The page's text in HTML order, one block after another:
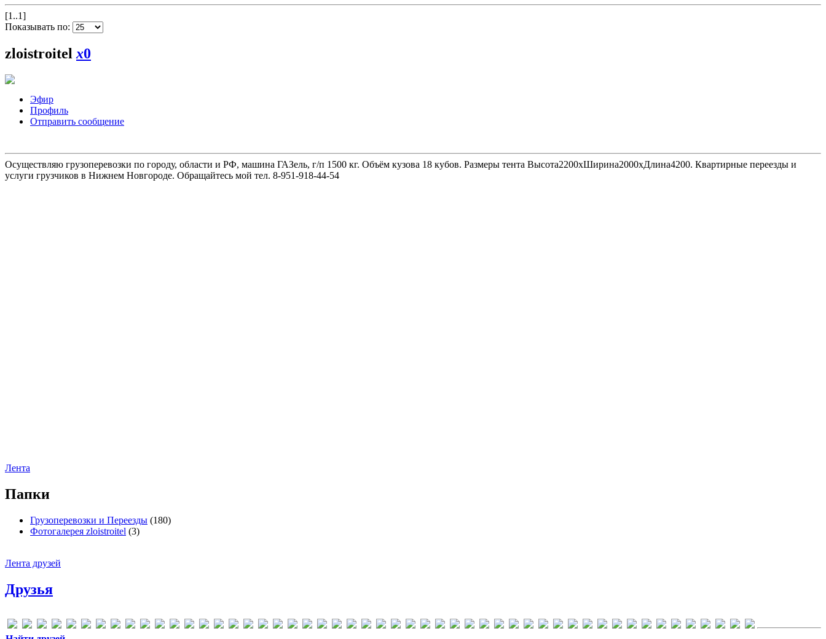
[1..1]
Показывать по:
zloistroitel x0
Эфир
Профиль
Отправить сообщение
Осуществляю грузоперевозки по городу, области и РФ, машина ГАЗель, г/п 1500 кг. Объём кузова 18 кубов. Размеры тента Высота2200хШирина2000хДлина4200. Квартирные переезды и
услуги грузчиков в Нижнем Новгороде. Обращайтесь мой тел. 8-951-918-44-54
Лента
Папки
Грузоперевозки и Переезды (180)
Фотогалерея zloistroitel (3)
Лента друзей
Друзья